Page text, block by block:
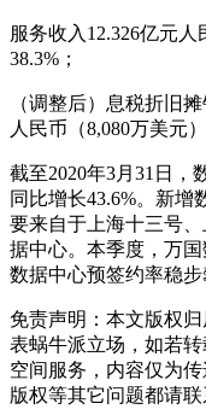
服务收入12.326亿元
38.3%；
（调整后）息税折旧
人民币（8,080万美元
截至2020年3月31日，
同比增长43.6%。新增
要来自于上海十三号
据中心。本季度，万
数据中心预签约率稳步
免责声明：本文版权
表蜗牛派立场，如若
空间服务，内容仅为
版权等其它问题都请联